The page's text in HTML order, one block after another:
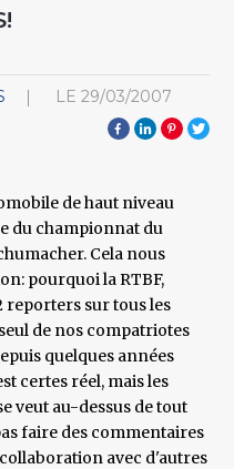
LE 29/03/2007
de haut niveau
du championnat du
Cela nous
pourquoi la RTBF,
reporters sur tous les
de nos compatriotes
quelques années
certes réel, mais les
veut au-dessus de tout
faire des commentaires
avec d'autres